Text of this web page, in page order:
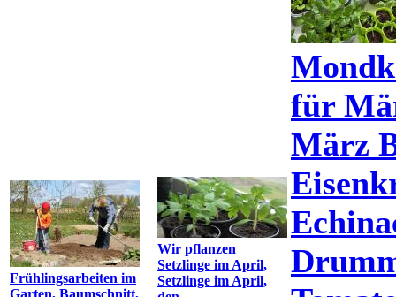
Frühlingsarbeiten im
Garten, Baumschnitt,
Wir pflanzen
Setzlinge im April,
Setzlinge im April,
für
März